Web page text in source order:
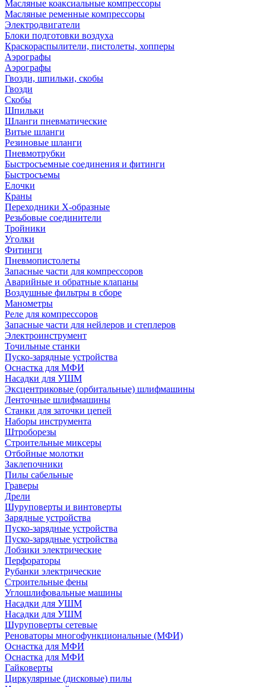
Масляные коаксиальные компрессоры
Масляные ременные компрессоры
Электродвигатели
Блоки подготовки воздуха
Краскораспылители, пистолеты, хопперы
Аэрографы
Аэрографы
Гвозди, шпильки, скобы
Гвозди
Скобы
Шпильки
Шланги пневматические
Витые шланги
Резиновые шланги
Пневмотрубки
Быстросъемные соединения и фитинги
Быстросъемы
Елочки
Краны
Переходники Х-образные
Резьбовые соединители
Тройники
Уголки
Фитинги
Пневмопистолеты
Запасные части для компрессоров
Аварийные и обратные клапаны
Воздушные фильтры в сборе
Манометры
Реле для компрессоров
Запасные части для нейлеров и степлеров
Электроинструмент
Точильные станки
Пуско-зарядные устройства
Оснастка для МФИ
Насадки для УШМ
Эксцентриковые (орбитальные) шлифмашины
Ленточные шлифмашины
Станки для заточки цепей
Наборы инструмента
Штроборезы
Строительные миксеры
Отбойные молотки
Заклепочники
Пилы сабельные
Граверы
Дрели
Шуруповерты и винтоверты
Зарядные устройства
Пуско-зарядные устройства
Пуско-зарядные устройства
Лобзики электрические
Перфораторы
Рубанки электрические
Строительные фены
Углошлифовальные машины
Насадки для УШМ
Насадки для УШМ
Шуруповерты сетевые
Реноваторы многофункциональные (МФИ)
Оснастка для МФИ
Оснастка для МФИ
Гайковерты
Циркулярные (дисковые) пилы